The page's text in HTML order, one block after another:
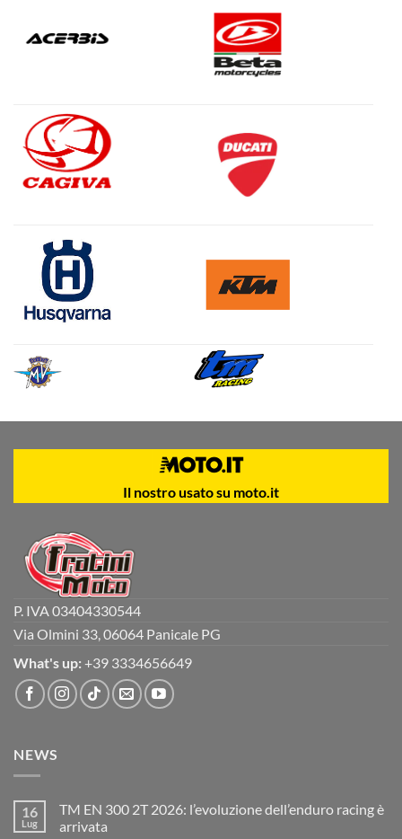
Il nostro usato su moto.it
P. IVA 03404330544
Via Olmini 33, 06064 Panicale PG
What's up: +39 3334656649
NEWS
16
Lug
TM EN 300 2T 2026: l’evoluzione dell’enduro racing è
arrivata